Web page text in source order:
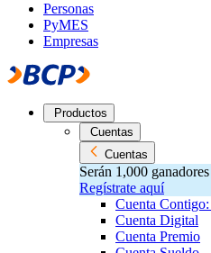
Personas
PyMES
Empresas
Productos
Cuentas
Cuentas
Serán 1,000
Regístrate aquí
Cuenta
Cuenta Digital
Cuenta Premio